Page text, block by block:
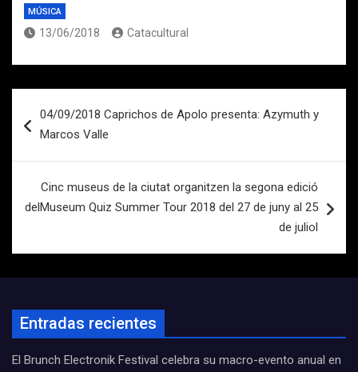
MÚSICA
13/06/2018 Catacultural
de
04/09/2018 Caprichos de Apolo presenta: Azymuth y
Marcos Valle
Cinc museus de la ciutat organitzen la segona edició
delMuseum Quiz Summer Tour 2018 del 27 de juny al 25
de juliol
Entradas recientes
El Brunch Electronik Festival celebra su macro-evento anual en